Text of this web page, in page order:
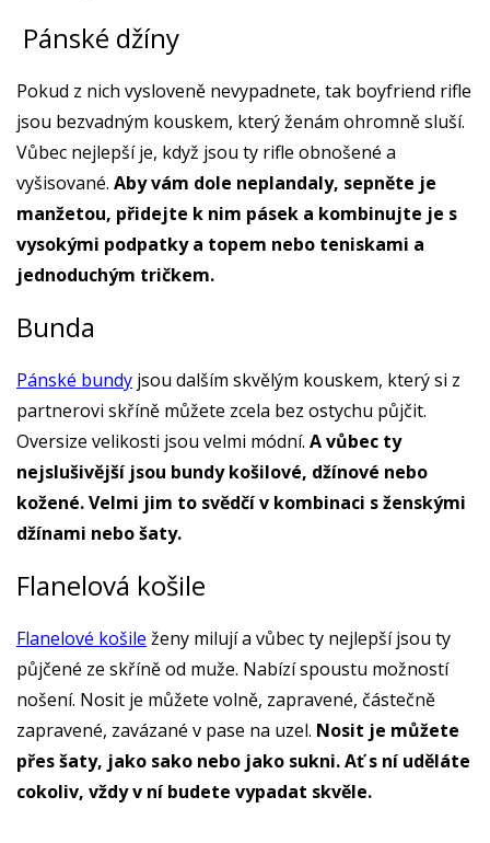
Pánské džíny
Pokud z nich vysloveně nevypadnete, tak boyfriend rifle
jsou bezvadným kouskem, který ženám ohromně sluší.
Vůbec nejlepší je, když jsou ty rifle obnošené a
vyšisované. Aby vám dole neplandaly, sepněte je
manžetou, přidejte k nim pásek a kombinujte je s
vysokými podpatky a topem nebo teniskami a
jednoduchým tričkem.
Bunda
Pánské bundy jsou dalším skvělým kouskem, který si z
partnerovi skříně můžete zcela bez ostychu půjčit.
Oversize velikosti jsou velmi módní. A vůbec ty
nejslušivější jsou bundy košilové, džínové nebo
kožené. Velmi jim to svědčí v kombinaci s ženskými
džínami nebo šaty.
Flanelová košile
Flanelové košile ženy milují a vůbec ty nejlepší jsou ty
půjčené ze skříně od muže. Nabízí spoustu možností
nošení. Nosit je můžete volně, zapravené, částečně
zapravené, zavázané v pase na uzel. Nosit je můžete
přes šaty, jako sako nebo jako sukni. Ať s ní uděláte
cokoliv, vždy v ní budete vypadat skvěle.